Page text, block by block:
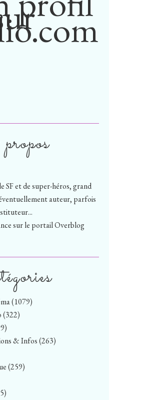
(1079)
(322)
& Infos(263)
(259)
SF et de super-héros, grand
auteur, parfois
sur le portail Overblog